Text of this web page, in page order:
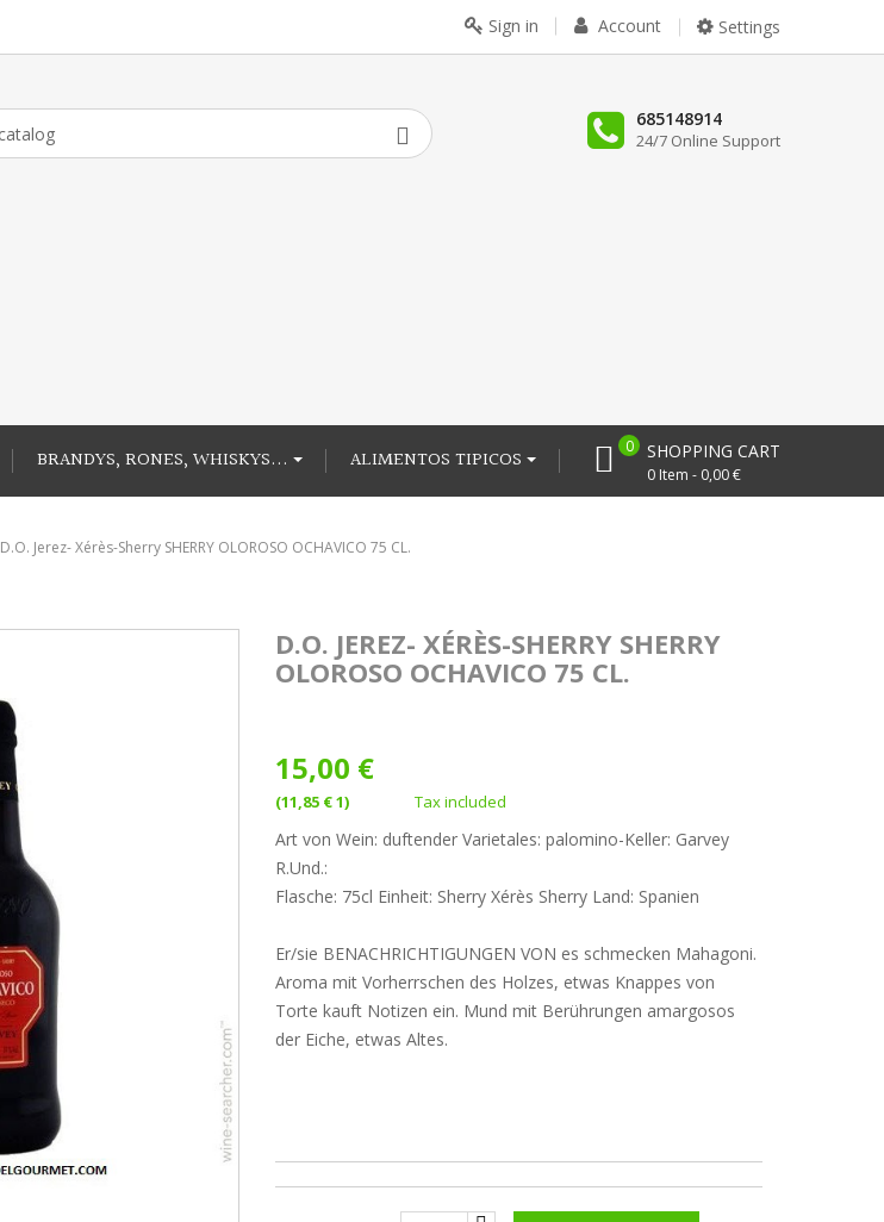
Settings
Account
Sign in
685148914
24/7 Online Support
SHOPPING CART
0 Item - 0,00 €
0
BRANDYS, RONES, WHISKYS... ALIMENTOS TIPICOS
D.O. Jerez- Xérès-Sherry SHERRY OLOROSO OCHAVICO 75 CL.
D.O. JEREZ- XÉRÈS-SHERRY SHERRY
OLOROSO OCHAVICO 75 CL.
15,00 €
(11,85 € 1) Tax included
Art von Wein: duftender Varietales: palomino-Keller: Garvey
R.Und.:
Flasche: 75cl Einheit: Sherry Xérès Sherry Land: Spanien
Er/sie BENACHRICHTIGUNGEN VON es schmecken Mahagoni.
Aroma mit Vorherrschen des Holzes, etwas Knappes von
Torte kauft Notizen ein. Mund mit Berührungen amargosos
der Eiche, etwas Altes.